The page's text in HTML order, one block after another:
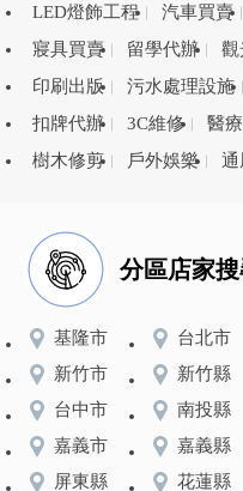
LED燈飾工程
汽車買賣
寢具買賣
留學代辦 觀
印刷出版
污水處理設施
扣牌代辦
3C維修 醫
樹木修剪
戶外娛樂 通
分區店家
基隆市 台北市
新竹市
新竹縣
台中市
南投縣
嘉義市
嘉義縣
屏東縣
花蓮縣